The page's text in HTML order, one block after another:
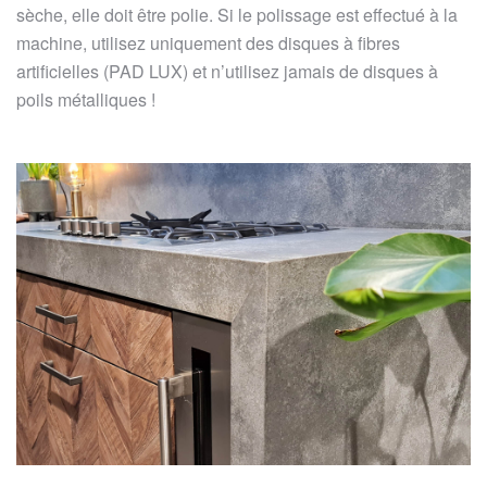
sèche, elle doit être polie. Si le polissage est effectué à la
machine, utilisez uniquement des disques à fibres
artificielles (PAD LUX) et n’utilisez jamais de disques à
poils métalliques !